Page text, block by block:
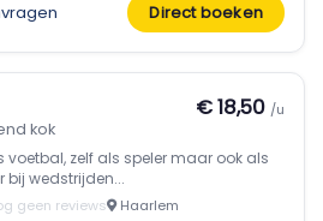
Direct boeken
kok
€ 18,50 /u
voetbal, zelf als speler maar ook als
bij wedstrijden...
geen reviews Haarlem